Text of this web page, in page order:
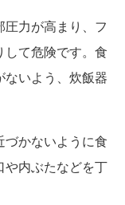
圧力が高まり、フ
して危険です。食
ないよう、炊飯器
づかないように食
や内ぶたなどを丁